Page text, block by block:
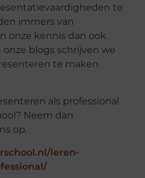
te
immers van
onze kennis dan ook
onze blogs schrijven we
te maken
als professional
Neem dan
op.
leren-